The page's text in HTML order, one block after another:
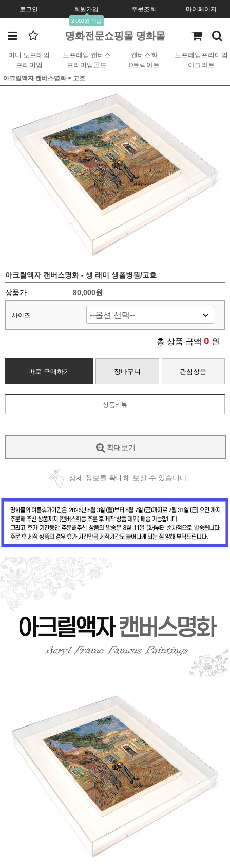
로그인 회원가입
2,000원 적립
주문조회 마이페이지
명화전문쇼핑몰 명화몰
미니 노프레임 노프레임 캔버스 캔버스화
노프레임프리미엄
프리미엄
프리미엄골드 D트릭아트 아크라트
아크릴액자 캔버스명화> 고흐
아크릴액자 캔버스명화 - 생 래미 생폴병원/고흐
상품가 90,000원
사이즈
총 상품 금액 0 원
바로 구매하기 장바구니 관심상품
상품리뷰
확대보기
상세 정보를 확대해 보실 수 있습니다